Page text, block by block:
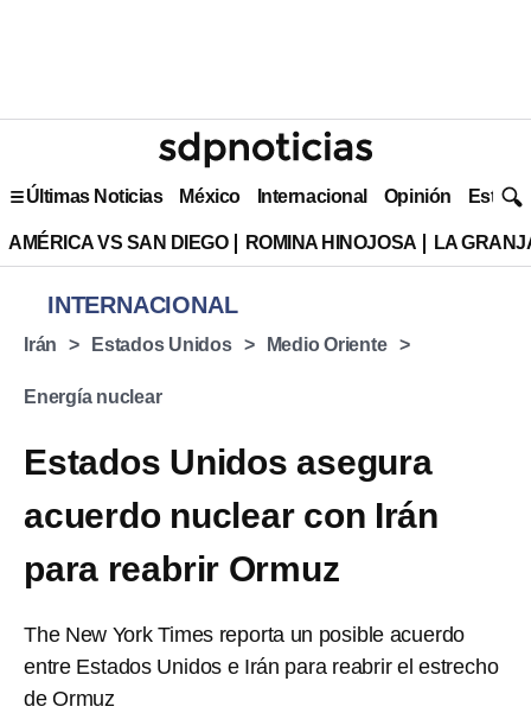
Últimas Noticias México Internacional Opinión Estilo
AMÉRICA VS SAN DIEGO ROMINA HINOJOSA LA
INTERNACIONAL
Irán Estados Unidos Medio Oriente
Energía nuclear
Estados Unidos asegura
acuerdo nuclear con Irán
para reabrir Ormuz
The New York Times reporta un posible acuerdo
entre Estados Unidos e Irán para reabrir el estrecho
de Ormuz